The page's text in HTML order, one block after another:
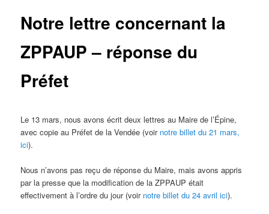
Notre lettre concernant la
ZPPAUP – réponse du
Préfet
Le 13 mars, nous avons écrit deux lettres au Maire de l’Épine,
avec copie au Préfet de la Vendée (voir notre billet du 21 mars,
ici).
Nous n’avons pas reçu de réponse du Maire, mais avons appris
par la presse que la modification de la ZPPAUP était
effectivement à l’ordre du jour (voir notre billet du 24 avril ici).